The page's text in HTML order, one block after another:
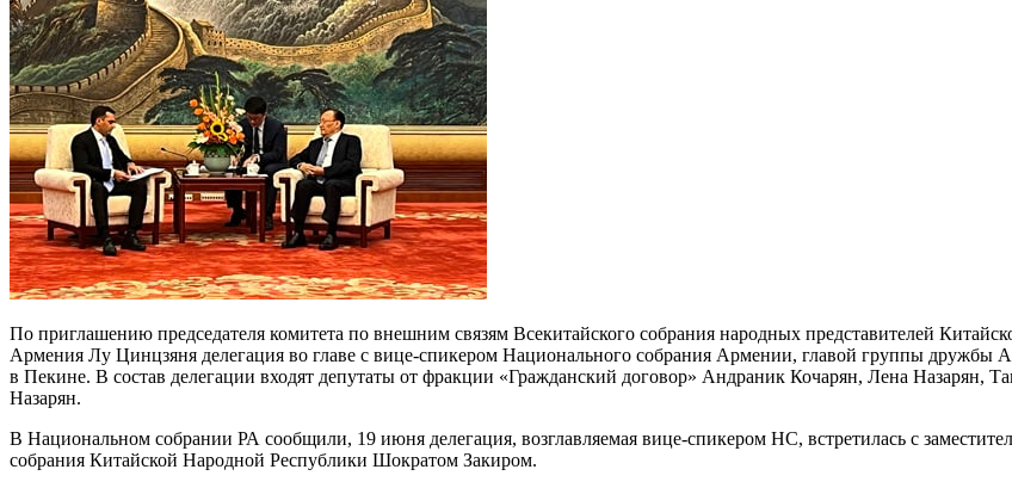
По приглашению председателя комитета по внешним связям Всекитайского собрания народных представителей
Армения Лу Цинцзяня делегация во главе с вице-спикером Национального собрания Армении, главой группы
в Пекине. В состав делегации входят депутаты от фракции «Гражданский договор» Андраник Кочарян, Лена Назарян,
Назарян.
В Национальном собрании РА сообщили, 19 июня делегация, возглавляемая вице-спикером НС, встретилась с
собрания Китайской Народной Республики Шократом Закиром.